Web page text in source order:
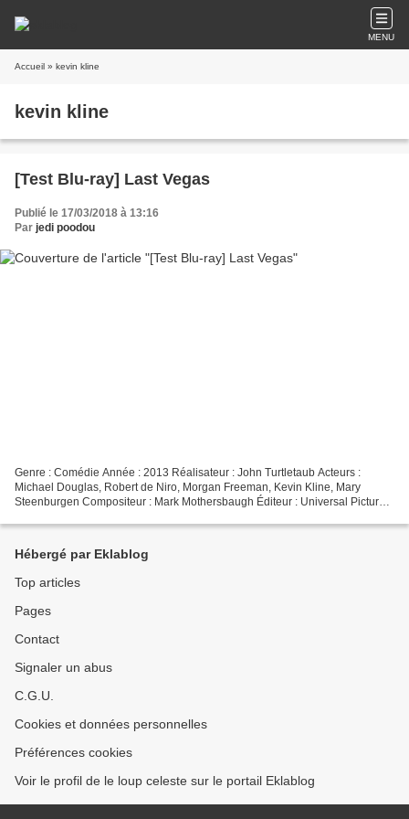
MENU
Accueil » kevin kline
kevin kline
[Test Blu-ray] Last Vegas
Publié le 17/03/2018 à 13:16
Par jedi poodou
Genre : Comédie Année : 2013 Réalisateur : John Turtletaub Acteurs :
Michael Douglas, Robert de Niro, Morgan Freeman, Kevin Kline, Mary
Steenburgen Compositeur : Mark Mothersbaugh Éditeur : Universal Pictures
Hébergé par Eklablog
Top articles
Pages
Contact
Signaler un abus
C.G.U.
Cookies et données personnelles
Préférences cookies
Voir le profil de le loup celeste sur le portail Eklablog